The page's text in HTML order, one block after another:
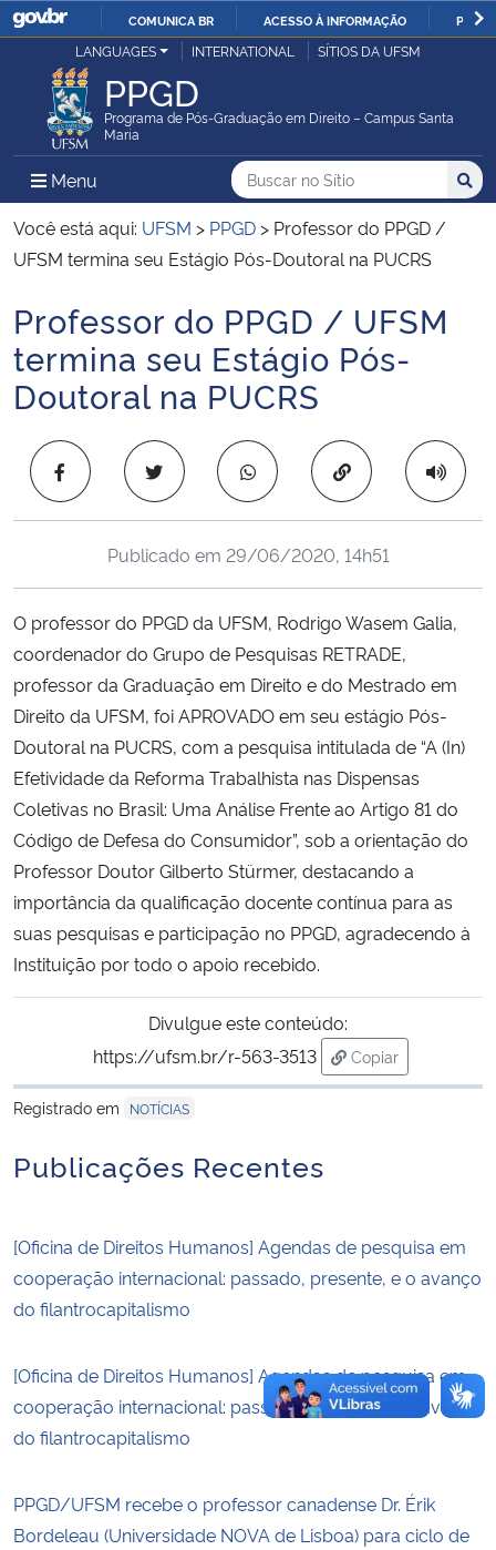
IR
O
COMUNICA BR ACESSO À INFORMAÇÃO
Ministério da Justiça e Segurança Pública
Ministério da Defesa
Ministério das Relações Exteriores
Ministério da Infraestrutura
Ministério da Agricultura, Pecuária e Abastecimento
Ministério da Educação
Ministério de Minas e Energia
Ministério da Ciência, Tecnologia, Inovações e Comunicações
Ministério do Meio Ambiente
Ministério do Turismo
Ministério do Desenvolvimento Regional
Controladoria-Geral da União
Secretaria de Governo
Gabinete de Segurança Institucional
Banco Central do Brasil
LANGUAGES INTERNATIONAL SÍTIOS DA UFSM
PPGD
Programa de Pós-Graduação em Direito – Campus Santa
Maria
Menu Menu Principal do Sítio
Busca
Buscar no no Sítio
Busca:
Você está aqui: UFSM > PPGD > Professor do PPGD /
UFSM termina seu Estágio Pós-Doutoral na PUCRS
Início do conteúdo
Professor do PPGD / UFSM
termina seu Estágio Pós-
Doutoral na PUCRS
Copiar para área
Publicado em 29/06/2020, 14h51
O professor do PPGD da UFSM, Rodrigo Wasem Galia,
coordenador do Grupo de Pesquisas RETRADE,
professor da Graduação em Direito e do Mestrado em
Direito da UFSM, foi APROVADO em seu estágio Pós-
Doutoral na PUCRS, com a pesquisa intitulada de “A (In)
Efetividade da Reforma Trabalhista nas Dispensas
Coletivas no Brasil: Uma Análise Frente ao Artigo 81 do
Código de Defesa do Consumidor”, sob a orientação do
Professor Doutor Gilberto Stürmer, destacando a
importância da qualificação docente contínua para as
suas pesquisas e participação no PPGD, agradecendo à
Instituição por todo o apoio recebido.
Divulgue este conteúdo:
https://ufsm.br/r-563-3513
Copiar
para área de
Registrado em
NOTÍCIAS
Publicações Recentes
[Oficina de Direitos Humanos] Agendas de pesquisa em
cooperação internacional: passado, presente, e o avanço
do filantrocapitalismo
[Oficina de Direitos Humanos] Agendas de pesquisa em
cooperação internacional: passado, presente, e o avanço
do filantrocapitalismo
PPGD/UFSM recebe o professor canadense Dr. Érik
Bordeleau (Universidade NOVA de Lisboa) para ciclo de